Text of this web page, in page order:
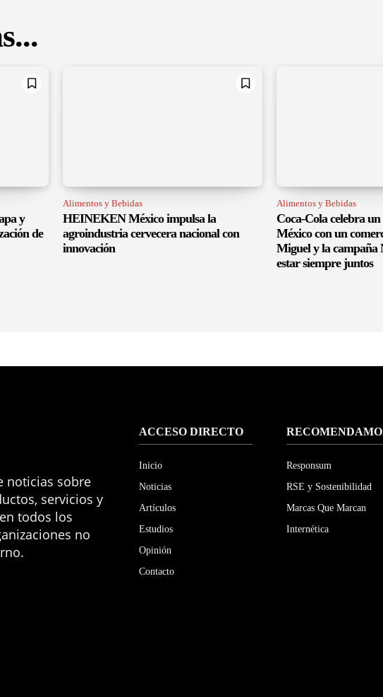
y
de
Alimentos y Bebidas
HEINEKEN México impulsa la
agroindustria cervecera nacional con
innovación
Alimentos y Bebidas
Coca-Cola celebra
México con un
Miguel y la campaña
estar siempre juntos
noticias sobre
servicios y
todos los
no
ACCESO DIRECTO
Inicio
Noticias
Artículos
Estudios
Opinión
Contacto
Responsum
RSE y Sostenibilidad
Marcas Que Marcan
Internética